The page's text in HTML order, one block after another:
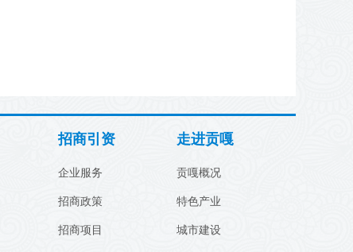
招商引资
企业服务
招商政策
招商项目
走进贡嘎
贡嘎概况
特色产业
城市建设